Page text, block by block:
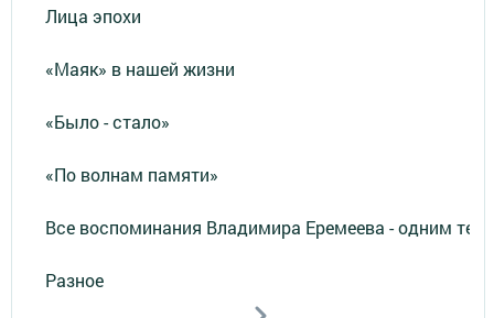
Лица эпохи
«Маяк» в нашей жизни
«Было - стало»
«По волнам памяти»
Все воспоминания Владимира Еремеева - одним
Разное